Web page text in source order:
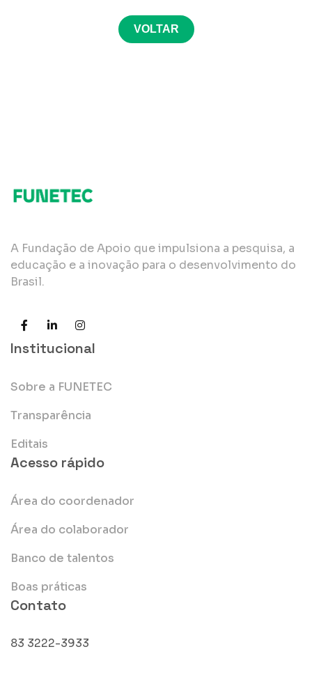
VOLTAR
A Fundação de Apoio que impulsiona a pesquisa, a
educação e a inovação para o desenvolvimento do
Brasil.
Institucional
Sobre a FUNETEC
Transparência
Editais
Acesso rápido
Área do coordenador
Área do colaborador
Banco de talentos
Boas práticas
Contato
83 3222-3933